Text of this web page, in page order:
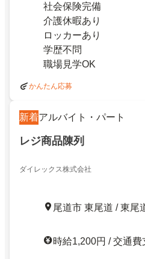
社会保険完備
介護休暇あり
ロッカーあり
学歴不問
職場見学OK
かんたん応募
新着アルバイト・パート
レジ商品陳列
ダイレックス株式会社
尾道市 東尾道 / 東尾
時給1,200円 / 交通費